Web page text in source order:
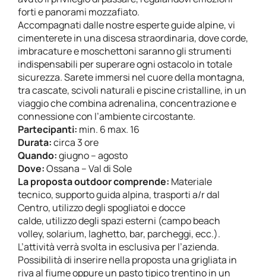
forti e panorami mozzafiato.
Accompagnati dalle nostre esperte guide alpine, vi
cimenterete in una discesa straordinaria, dove corde,
imbracature e moschettoni saranno gli strumenti
indispensabili per superare ogni ostacolo in totale
sicurezza. Sarete immersi nel cuore della montagna,
tra cascate, scivoli naturali e piscine cristalline, in un
viaggio che combina adrenalina, concentrazione e
connessione con l’ambiente circostante.
Partecipanti: min. 6 max. 16
Durata:circa 3 ore
Quando:giugno – agosto
Dove:Ossana – Val di Sole
La proposta outdoor comprende: Materiale
tecnico, supporto guida alpina, trasporti a/r dal
Centro, utilizzo degli spogliatoi e docce
calde, utilizzo degli spazi esterni (campo beach
volley, solarium, laghetto, bar, parcheggi, ecc.).
L’attività verrà svolta in esclusiva per l’azienda.
Possibilità di inserire nella proposta una grigliata in
riva al fiume oppure un pasto tipico trentino in un